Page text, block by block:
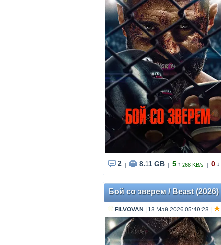
2 8.11 GB 5 ↑ 268 KB/s 0 ↓
Бой со зверем / Beast
FILVOVAN | 13 Май 2026 05:49:23